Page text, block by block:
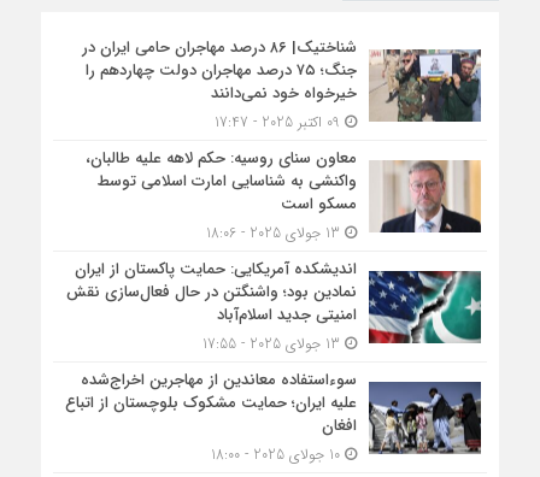
شناختیک| ۸۶ درصد مهاجران حامی ایران در
جنگ؛ ۷۵ درصد مهاجران دولت چهاردهم را
خیرخواه خود نمی‌دانند
معاون سنای روسیه: حکم لاهه علیه طالبان،
واکنشی به شناسایی امارت اسلامی توسط
مسکو است
اندیشکده آمریکایی: حمایت پاکستان از ایران
نمادین بود؛ واشنگتن در حال فعال‌سازی نقش
امنیتی جدید اسلام‌آباد
سوءاستفاده معاندین از مهاجرین اخراج‌شده
علیه ایران؛ حمایت مشکوک بلوچستان از اتباع
افغان
10 جولای 2025 - 18:00